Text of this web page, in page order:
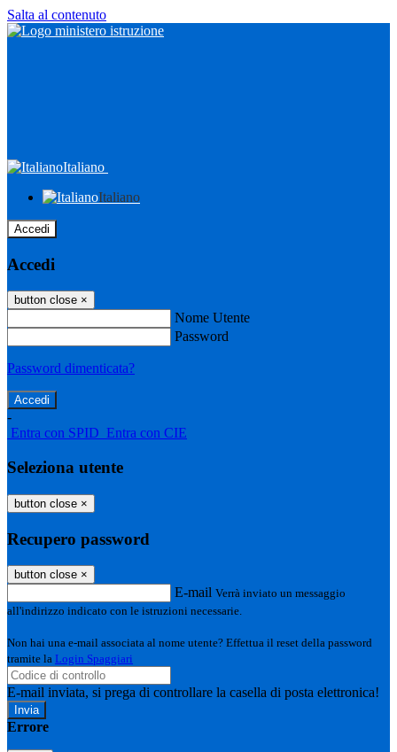
Salta al contenuto
Italiano
Italiano
Accedi
Accedi
button close ×
Nome Utente
Password
Password dimenticata?
-
Entra con SPID Entra con CIE
Seleziona utente
button close ×
Recupero password
button close ×
E-mail Verrà inviato un messaggio
all'indirizzo indicato con le istruzioni necessarie.
Non hai una e-mail associata al nome utente? Effettua il reset della password
tramite la Login Spaggiari
E-mail inviata, si prega di controllare la casella di posta elettronica!
Errore